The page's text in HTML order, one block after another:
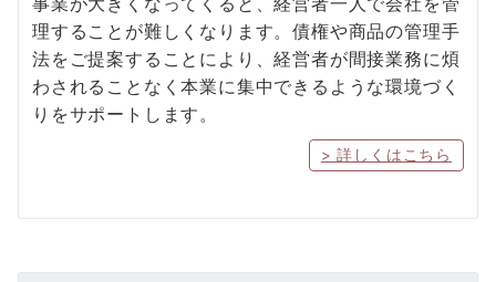
理することが難しくなります。債権や商品の管理手
法をご提案することにより、経営者が間接業務に煩
わされることなく本業に集中できるような環境づく
りをサポートします。
> 詳しくはこちら